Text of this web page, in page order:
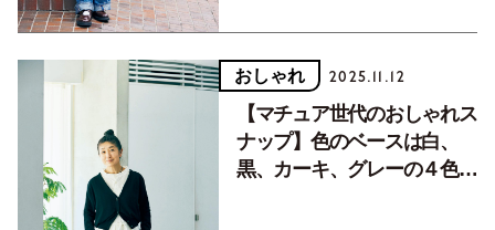
おしゃれ 2025.11.12
【マチュア世代のおしゃれス
ナップ】色のベースは白、
黒、カーキ、グレーの４色で